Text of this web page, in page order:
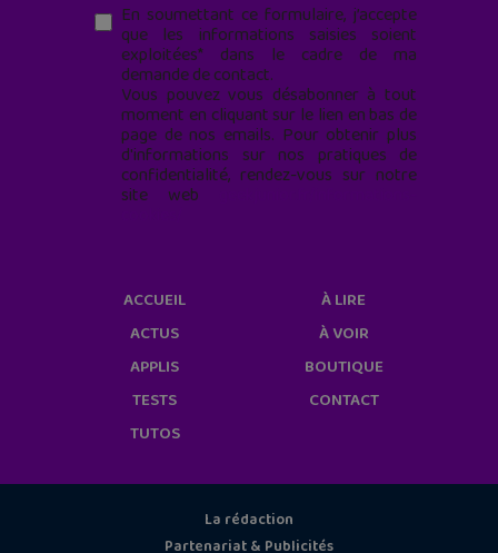
En soumettant ce formulaire, j’accepte
que les informations saisies soient
exploitées* dans le cadre de ma
demande de contact.
Vous pouvez vous désabonner à tout
moment en cliquant sur le lien en bas de
page de nos emails. Pour obtenir plus
d'informations sur nos pratiques de
confidentialité, rendez-vous sur notre
site web
ACCUEIL
ACTUS
APPLIS
TESTS
TUTOS
À LIRE
À VOIR
BOUTIQUE
CONTACT
La rédaction
Partenariat & Publicités